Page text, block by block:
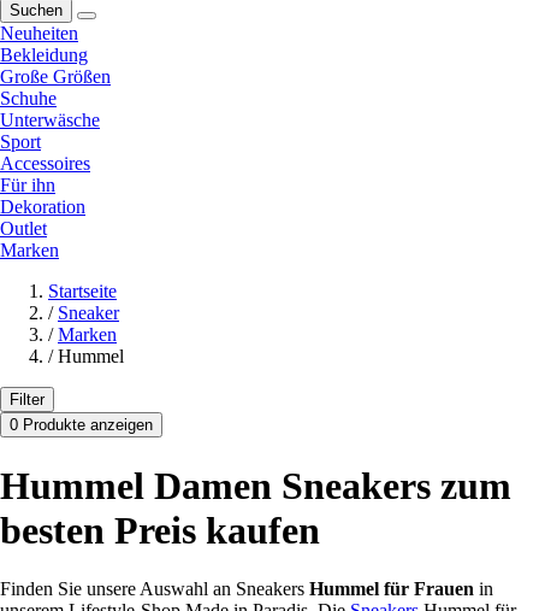
Suchen
Neuheiten
Bekleidung
Große Größen
Schuhe
Unterwäsche
Sport
Accessoires
Für ihn
Dekoration
Outlet
Marken
Startseite
/ Sneaker
/ Marken
/ Hummel
Filter
0 Produkte anzeigen
Hummel Damen Sneakers zum
besten Preis kaufen
Finden Sie unsere Auswahl an Sneakers Hummel für Frauen in